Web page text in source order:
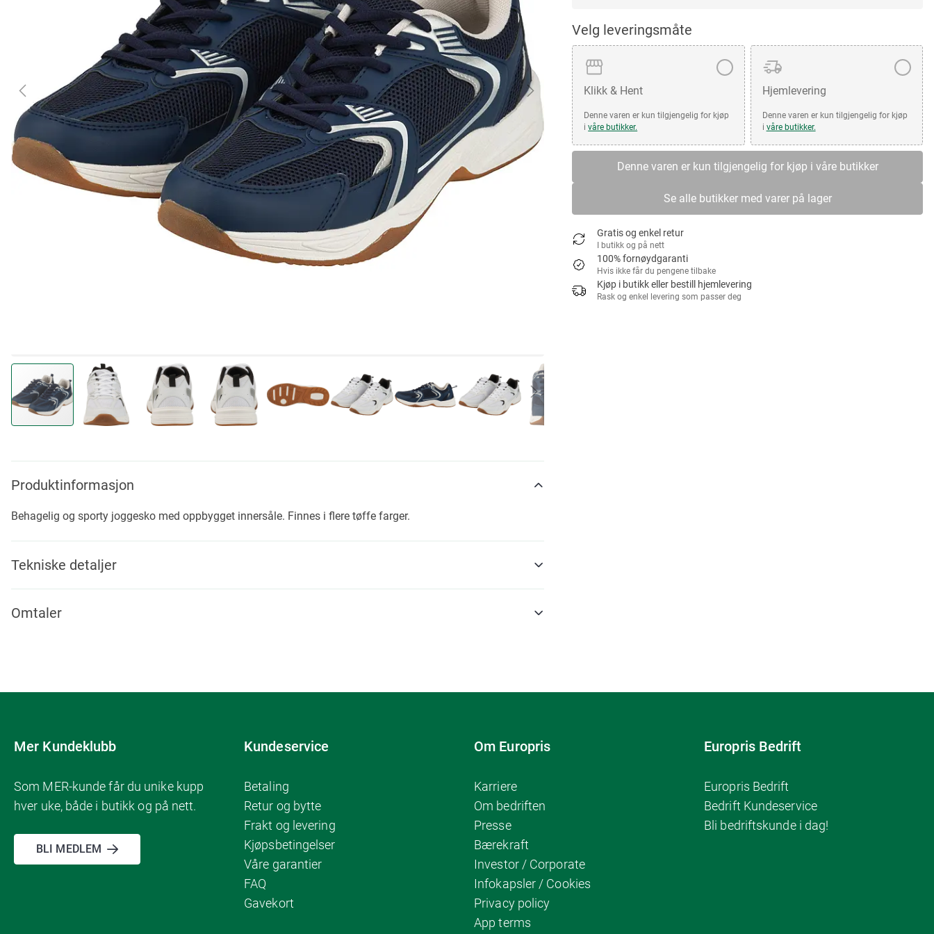
Velg leveringsmåte
Klikk & Hent
Denne varen er kun tilgjengelig for kjøp
ivåre butikker.
Hjemlevering
Denne varen er kun tilgjengelig for kjøp
i våre butikker.
Denne varen er kun tilgjengelig for kjøp i våre butikker
Se alle butikker med varer på lager
Gratis og enkel retur
I butikk og på nett
100% fornøydgaranti
Hvis ikke får du pengene tilbake
Kjøp i butikk eller bestill hjemlevering
Rask og enkel levering som passer deg
the
beginning
the
images
gallery
Produktinformasjon
Behagelig og sporty joggesko med oppbygget innersåle. Finnes i flere tøffe farger.
Tekniske detaljer
Omtaler
Mer Kundeklubb
Som MER-kunde får du unike kupp
hver uke, både i butikk og på nett.
BLI MEDLEM
Kundeservice
Betaling
Retur og bytte
Frakt og levering
Kjøpsbetingelser
Våre garantier
FAQ
Gavekort
Om Europris
Karriere
Om bedriften
Presse
Bærekraft
Investor / Corporate
Infokapsler / Cookies
Privacy policy
App terms
Europris Bedrift
Europris Bedrift
Bedrift Kundeservice
Bli bedriftskunde i dag!